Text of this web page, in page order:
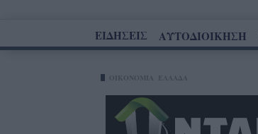
ΕΙΔΗΣΕΙΣ ΑΥΤΟΔΙΟΙΚΗΣΗ